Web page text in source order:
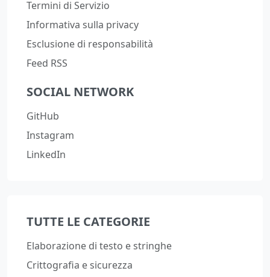
Termini di Servizio
Informativa sulla privacy
Esclusione di responsabilità
Feed RSS
SOCIAL NETWORK
GitHub
Instagram
LinkedIn
TUTTE LE CATEGORIE
Elaborazione di testo e stringhe
Crittografia e sicurezza